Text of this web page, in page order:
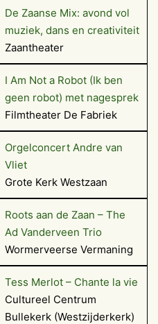
De Zaanse Mix: avond vol
muziek, dans en creativiteit
Zaantheater
I Am Not a Robot (Ik ben
geen robot) met nagesprek
Filmtheater De Fabriek
Orgelconcert Andre van
Vliet
Grote Kerk Westzaan
Roots aan de Zaan – The
Ad Vanderveen Trio
Wormerveerse Vermaning
Tess Merlot – Chante la vie
Cultureel Centrum
Bullekerk (Westzijderkerk)